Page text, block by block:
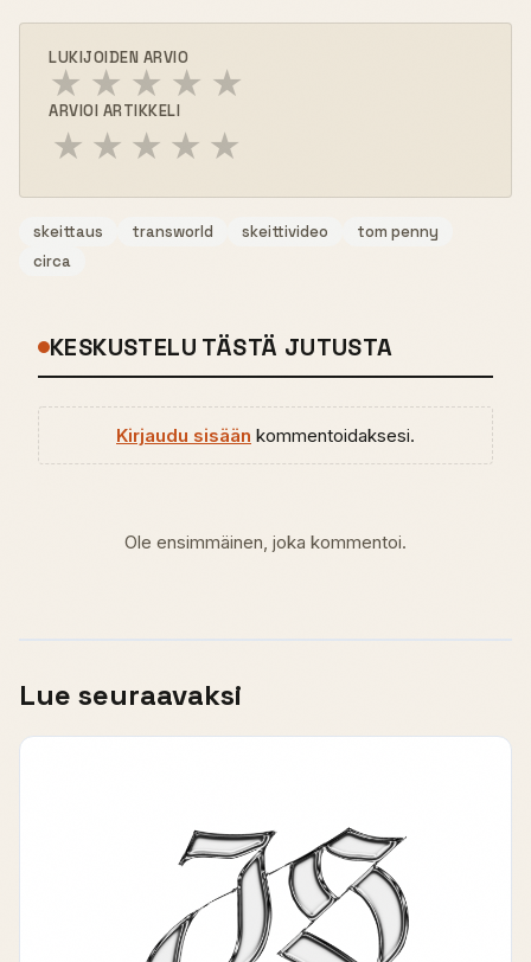
LUKIJOIDEN ARVIO
★ ★ ★ ★ ★
ARVIOI ARTIKKELI
★ ★ ★ ★ ★
skeittaus transworld skeittivideo
tom penny
circa
KESKUSTELU TÄSTÄ JUTUSTA
Kirjaudu sisään kommentoidaksesi.
Ole ensimmäinen, joka kommentoi.
Lue seuraavaksi